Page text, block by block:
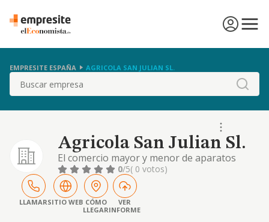
EMPRESITE ESPAÑA AGRICOLA SAN JULIAN SL.
Buscar
Agricola San Julian Sl.
El comercio mayor y menor de aparatos
electrodomésticos y ferretería, comercio
mayor y menor de todo tipo de muebles,
comercio mayor y menor de todo tipo de
alimentación, comercio mayor y menor de
cereales, simientes, plantas, abonos,
0/5( 0 votos)
LLAMARSITIO WEB CÓMO
LLEGAR
VER
INFORME